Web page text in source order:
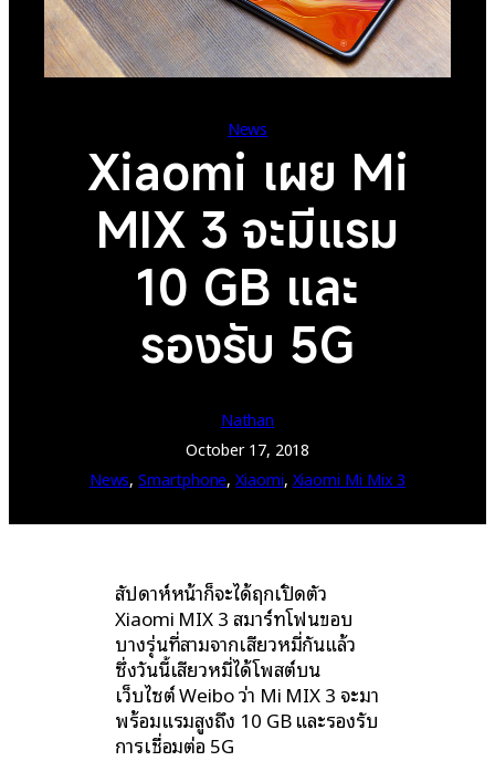
News
Xiaomi เผย Mi
MIX 3 จะมีแรม
10 GB และ
รองรับ 5G
Nathan
October 17, 2018
News, Smartphone, Xiaomi, Xiaomi Mi Mix 3
สัปดาห์หน้าก็จะได้ฤกษ์เปิดตัว
Xiaomi MIX 3 สมาร์ทโฟนขอบ
บางรุ่นที่สามจากเสียวหมี่กันแล้ว
ซึ่งวันนี้เสียวหมี่ได้โพสต์บน
เว็บไซต์ Weibo ว่า Mi MIX 3 จะมา
พร้อมแรมสูงถึง 10 GB และรองรับ
การเชื่อมต่อ 5G